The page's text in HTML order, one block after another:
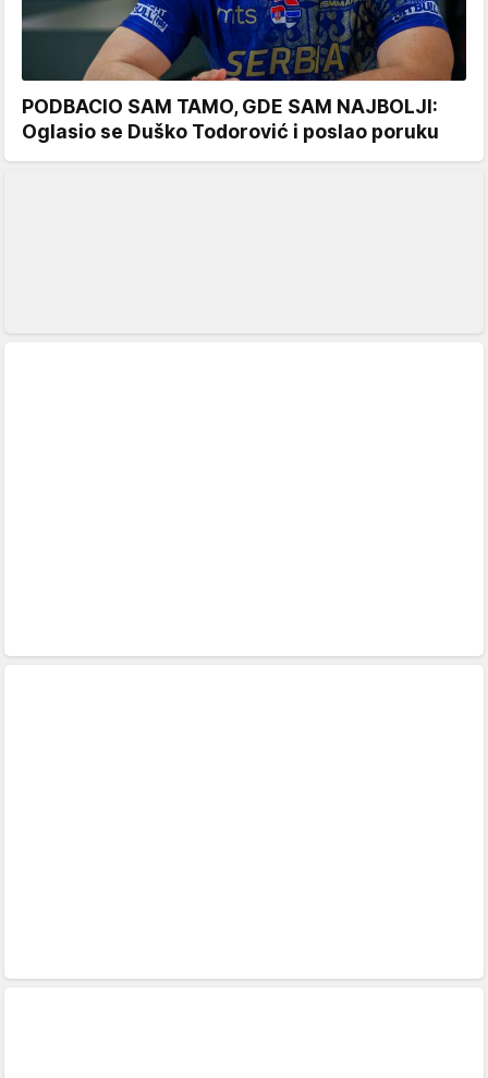
PODBACIO SAM TAMO, GDE SAM NAJBOLJI:
Oglasio se Duško Todorović i poslao poruku